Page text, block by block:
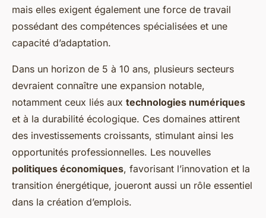
mais elles exigent également une force de travail
possédant des compétences spécialisées et une
capacité d’adaptation.
Dans un horizon de 5 à 10 ans, plusieurs secteurs
devraient connaître une expansion notable,
notamment ceux liés aux technologies numériques
et à la durabilité écologique. Ces domaines attirent
des investissements croissants, stimulant ainsi les
opportunités professionnelles. Les nouvelles
politiques économiques, favorisant l’innovation et la
transition énergétique, joueront aussi un rôle essentiel
dans la création d’emplois.